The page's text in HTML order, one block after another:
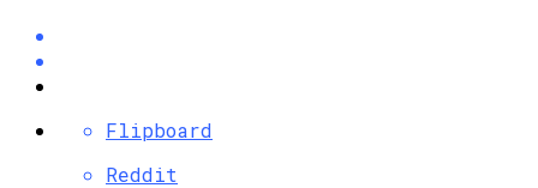
Flipboard
Reddit